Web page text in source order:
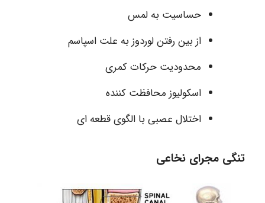
حساسیت به لمس
از بین رفتن لوردوز به علت اسپاسم
محدودیت حرکات کمری
اسکولیوز محافظت کننده
اختلال عصبی با الگوی قطعه ای
تنگی مجرای نخاعی